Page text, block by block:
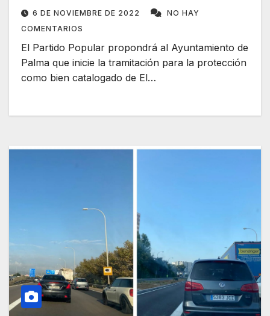
6 DE NOVIEMBRE DE 2022
NO HAY
COMENTARIOS
El Partido Popular propondrá al Ayuntamiento de
Palma que inicie la tramitación para la protección
como bien catalogado de El…